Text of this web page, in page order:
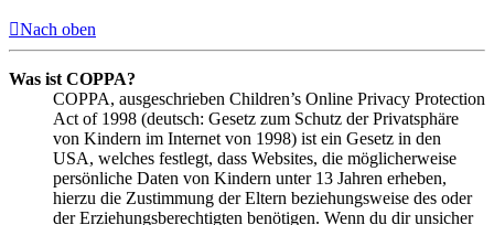
Nach oben
Was ist COPPA?
COPPA, ausgeschrieben Children’s Online Privacy Protection
Act of 1998 (deutsch: Gesetz zum Schutz der Privatsphäre
von Kindern im Internet von 1998) ist ein Gesetz in den
USA, welches festlegt, dass Websites, die möglicherweise
persönliche Daten von Kindern unter 13 Jahren erheben,
hierzu die Zustimmung der Eltern beziehungsweise des oder
der Erziehungsberechtigten benötigen. Wenn du dir unsicher